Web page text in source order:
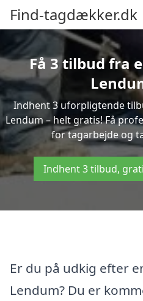
Find-tagdækker.dk
Få 3 tilbud fra
Indhent 3 uforpligtende
Lendum – helt gratis! Få
for tagarbejde og
Indhent 3 tilbud,
Er du på udkig efter
Lendum? Du er